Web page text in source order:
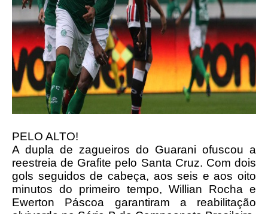
PELO ALTO!
A dupla de zagueiros do Guarani ofuscou a
reestreia de Grafite pelo Santa Cruz. Com dois
gols seguidos de cabeça, aos seis e aos oito
minutos do primeiro tempo, Willian Rocha e
Ewerton Páscoa garantiram a reabilitação